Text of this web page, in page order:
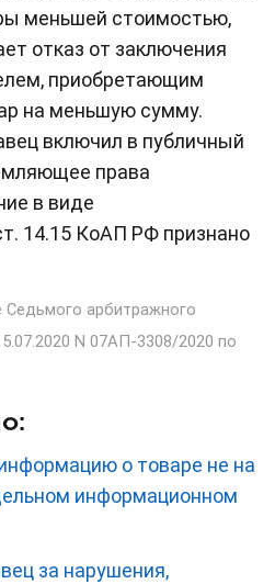
меньшей стоимостью,
отказ от заключения
приобретающим
на меньшую сумму.
включил в публичный
права
в виде
14.15 КоАП РФ признано
арбитражного
N 07АП-3308/2020 по
о товаре не на
информационном
за нарушения,